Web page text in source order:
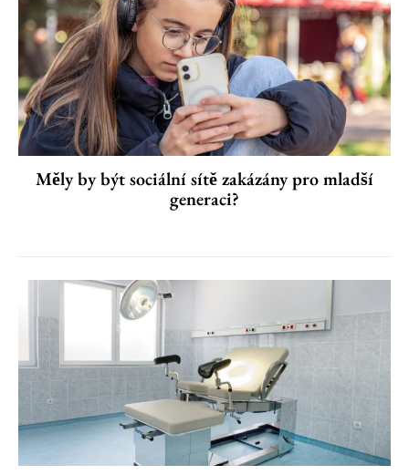
Měly by být sociální sítě zakázány pro mladší
generaci?